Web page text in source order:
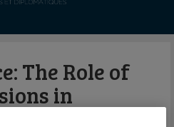
The Role of
in